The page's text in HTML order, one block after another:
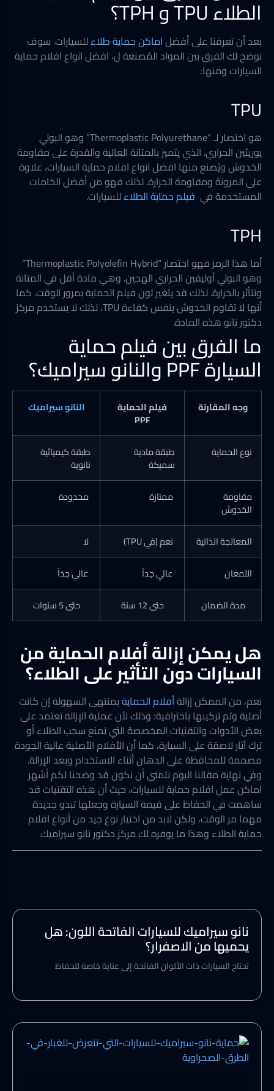
الطلاء TPU و TPH؟
بعد أن تعرفنا على أفضلاماكن حماية طلاءللسيارات. سوف
نوضح لك الفرق بين المواد المُصنعة ل، افضل انواع افلام حماية
السيارات ومنها:
TPU
هو اختصار لـ “Thermoplastic Polyurethane” وهو البولي
يوريثين الحراري. الذي يتميز بالمتانة العالية والقدرة على مقاومة
الخدوش ويُصنع منها افضل انواع افلام حماية السيارات، علاوة
على المرونة ومقاومة الحرارة. لذلك فهو من أفضل الخامات
المستخدمة في فيلم حماية الطلاءللسيارات.
TPH
أما هذا الرمز فهو اختصار “Thermoplastic Polyolefin Hybrid”
وهو البولي أوليفين الحراري الهجين. وهي مادة أقل في المتانة
وتتأثر بالحرارة. لذلك قد يتغير لون فيلم الحماية بمرور الوقت. كما
أنها لا تقاوم الخدوش بنفس كفاءة TPU، لذلك لا يستخدم مركز
دكتور نانو هذه المادة.
ما الفرق بين فيلم حماية
السيارة PPF والنانو سيراميك؟
وجه المقارنة فيلم الحماية
PPF
النانو سيراميك
نوع الحماية طبقة مادية
سميكة
طبقة كيميائية
نانوية
مقاومة
الخدوش
ممتازة محدودة
المعالجة الذاتية نعم (في TPU)
لا
اللمعان
عالي جداً
عالي جداً
مدة الضمان
حتى 12 سنة حتى 5 سنوات
هل يمكن إزالة أفلام الحماية من
السيارات دون التأثير على الطلاء؟
نعم، من الممكن إزالةأفلام الحمايةبمنتهى السهولة إن كانت
أصلية وتم تركيبها باحترافية؛ وذلك لأن عملية الإزالة تعتمد على
بعض الأدوات والتقنيات المخصصة التي تمنع سحب الطلاء أو
ترك آثار لاصقة على السيارة، كما أن الأفلام الأصلية عالية الجودة
مصممة للمحافظة على الدهان أثناء الاستخدام وبعد الإزالة.
وفي نهاية مقالنا اليوم نتمنى أن نكون قد وضحنا لكم أشهر
اماكن عمل افلام حماية للسيارات، حيث أن هذه التقنيات قد
ساهمت في الحفاظ على قيمة السيارة وجعلها تبدو جديدة
مهما مر الوقت، ولكن لابد من اختيار نوع جيد من أنواع افلام
حماية الطلاء وهذا ما يوفره لك مركز دكتور نانو سيراميك.
نانو سيراميك للسيارات الفاتحة اللون: هل
يحميها من الاصفرار؟
تحتاج السيارات ذات الألوان الفاتحة إلى عناية خاصة للحفاظ